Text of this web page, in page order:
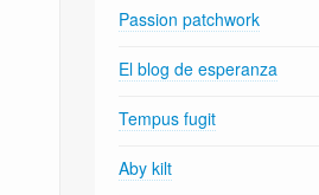
Passion patchwork
El blog de esperanza
Tempus fugit
Aby kilt